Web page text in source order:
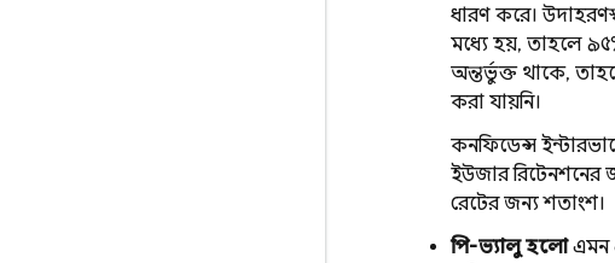
ধারণ করে।
মধ্যে হয়, তাহলে
অন্তর্ভুক্ত থাকে,
করা যায়নি।
কনফিডেন্স
ইউজার রিটেনশনের
রেটের জন্য শতাংশ।
পি-ভ্যালু হলোএমন